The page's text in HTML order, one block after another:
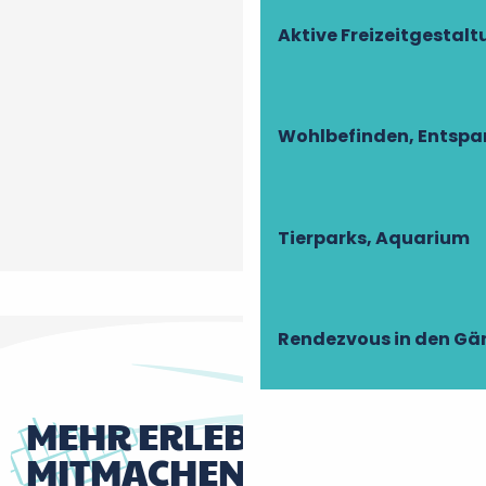
Aktive
Wohlbefinden,
Tierparks, Aquarium
Rendezvous in den
Athée-sur-Cher
MEHR ERLEBNISSE ZUM
MITMACHEN